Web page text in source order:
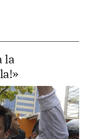
la